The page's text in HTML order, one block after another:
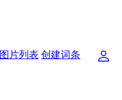
图片列表 创建词条